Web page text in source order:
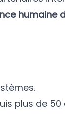
humaine
plus de